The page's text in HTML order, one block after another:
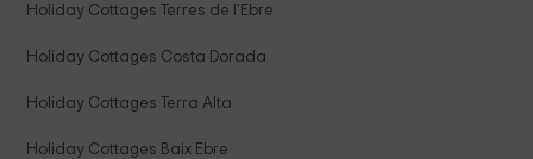
Holiday Cottages Terres de l'Ebre
Holiday Cottages Costa Dorada
Holiday Cottages Terra Alta
Holiday Cottages Baix Ebre